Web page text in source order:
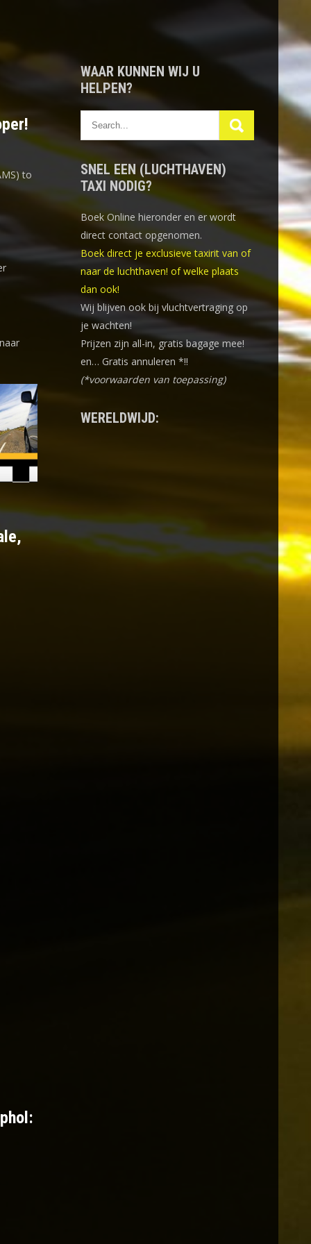
to
WAAR KUNNEN WIJ U
HELPEN?
SNEL EEN (LUCHTHAVEN)
TAXI NODIG?
Boek Online hieronder en er wordt
direct contact opgenomen.
Boek direct je exclusieve taxirit van of
naar de luchthaven! of welke plaats
dan ook!
Wij blijven ook bij vluchtvertraging op
je wachten!
Prijzen zijn all-in, gratis bagage mee!
en… Gratis annuleren *!!
(*voorwaarden van toepassing)
WERELDWIJD: